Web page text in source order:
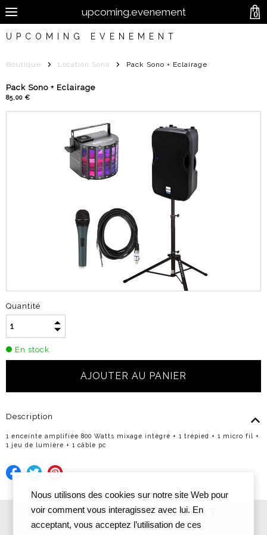
upcoming.evenement
UPCOMING EVENEMENT
Boutique Location Sono Pack Sono + Eclairage
Pack Sono + Eclairage
85,00 €
Quantité
En stock
Description
1 enceinte amplifiée 800 Watts mixage intégré + 1 trépied + 1 micro fil +
1 jeu de lumière + 1 câble pc
UPCOMING EVENEMENT
Siège Social
Nous utilisons des cookies sur notre site Web pour
voir comment vous interagissez avec lui. En
acceptant, vous acceptez l’utilisation de ces
0